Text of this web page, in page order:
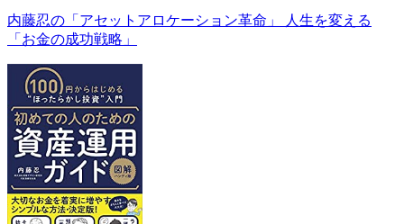
内藤忍の「アセットアロケーション革命」 人生を変える
「お金の成功戦略」